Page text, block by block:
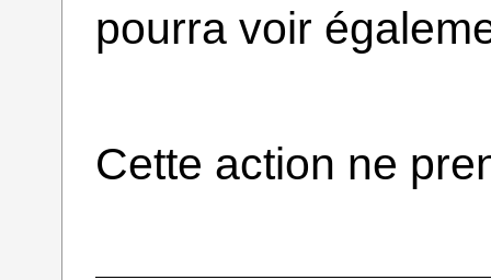
pourra voir
Cette action ne